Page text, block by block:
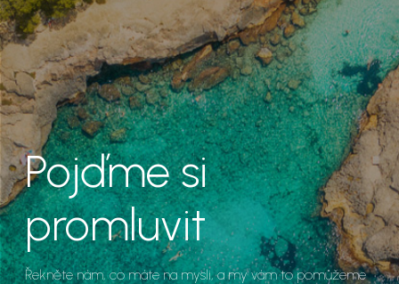
Pojďme si
promluvit
Řekněte nám, co máte na mysli, a my vám to pomůžeme